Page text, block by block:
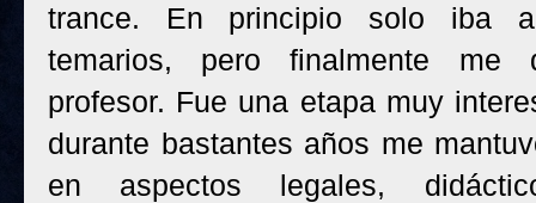
trance. En principio solo iba
temarios, pero finalmente me
profesor. Fue una etapa muy
durante bastantes años me
en aspectos legales,